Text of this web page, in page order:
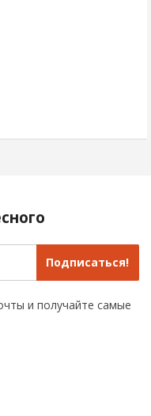
Подписаться!
и получайте самые